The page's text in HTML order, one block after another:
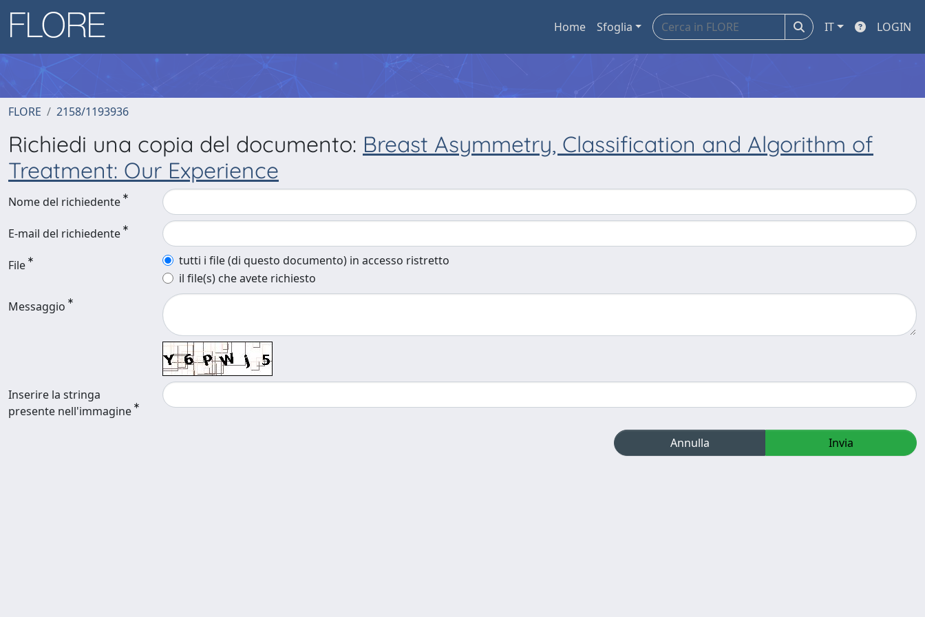
Home Sfoglia IT LOGIN
FLORE 2158/1193936
Richiedi una copia del documento: Breast Asymmetry, Classification and Algorithm of
Treatment: Our Experience
Nome del richiedente
E-mail del richiedente
File
tutti i file (di questo documento) in accesso ristretto
il file(s) che avete richiesto
Messaggio
Inserire la stringa
presente nell'immagine
Annulla Invia